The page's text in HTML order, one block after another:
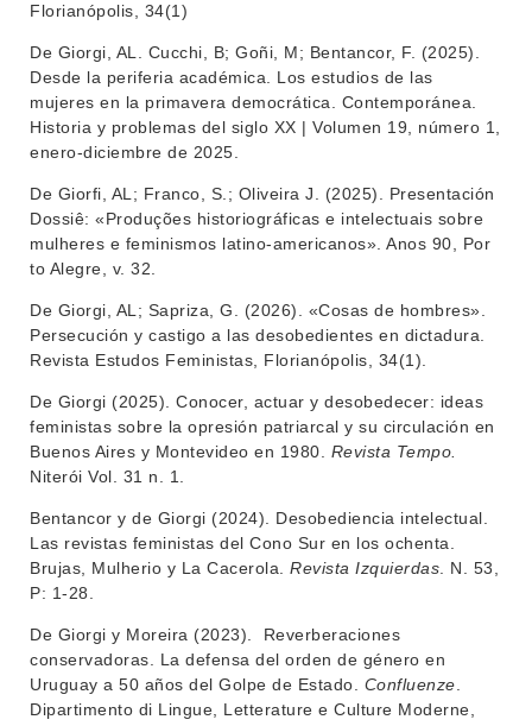
INSTITUCIONAL
Florianópolis, 34(1)
De Giorgi, AL. Cucchi, B; Goñi, M; Bentancor, F. (2025).
Desde la periferia académica. Los estudios de las
mujeres en la primavera democrática. Contemporánea.
Historia y problemas del siglo XX | Volumen 19, número 1,
enero-diciembre de 2025.
De Giorfi, AL; Franco, S.; Oliveira J. (2025). Presentación
Dossiê: «Produções historiográficas e intelectuais sobre
mulheres e feminismos latino-americanos». Anos 90, Por
to Alegre, v. 32.
De Giorgi, AL; Sapriza, G. (2026). «Cosas de hombres».
Persecución y castigo a las desobedientes en dictadura.
Revista Estudos Feministas, Florianópolis, 34(1).
De Giorgi (2025). Conocer, actuar y desobedecer: ideas
feministas sobre la opresión patriarcal y su circulación en
Buenos Aires y Montevideo en 1980. Revista Tempo.
Niterói Vol. 31 n. 1.
Bentancor y de Giorgi (2024). Desobediencia intelectual.
Las revistas feministas del Cono Sur en los ochenta.
Brujas, Mulherio y La Cacerola. Revista Izquierdas. N. 53,
P: 1-28.
De Giorgi y Moreira (2023). Reverberaciones
conservadoras. La defensa del orden de género en
Uruguay a 50 años del Golpe de Estado. Confluenze.
Dipartimento di Lingue, Letterature e Culture Moderne,